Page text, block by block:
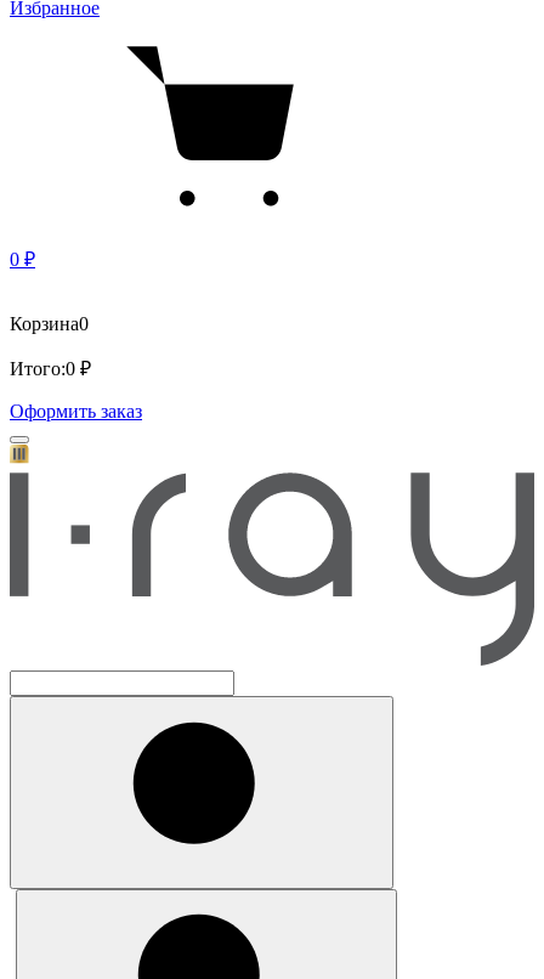
Избранное
0 ₽
Корзина0
Итого:0 ₽
Оформить заказ